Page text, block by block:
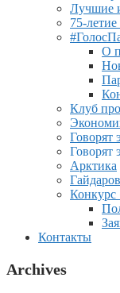
Лучшие
75-
О
Клуб
Говорят
Арктика
Контакты
Archives